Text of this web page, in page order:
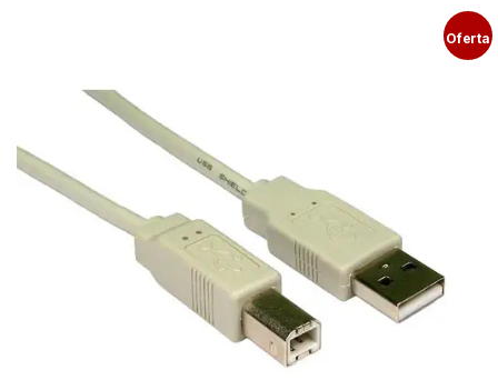
Oferta